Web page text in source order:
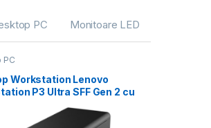
PC Monitoare LED
PC
Workstation Lenovo
P3 Ultra SFF Gen 2 cu